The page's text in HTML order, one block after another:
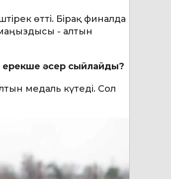
өтті. Бірақ финалда
- алтын
ерекше әсер сыйлайды?
медаль күтеді. Сол